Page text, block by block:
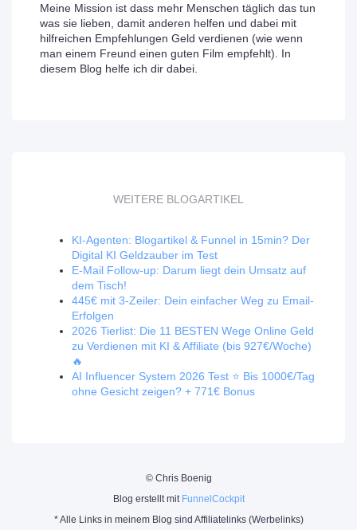
Meine Mission ist dass mehr Menschen täglich das tun
was sie lieben, damit anderen helfen und dabei mit
hilfreichen Empfehlungen Geld verdienen (wie wenn
man einem Freund einen guten Film empfehlt). In
diesem Blog helfe ich dir dabei.
WEITERE BLOGARTIKEL
KI-Agenten: Blogartikel & Funnel in 15min? Der
Digital KI Geldzauber im Test
E-Mail Follow-up: Darum liegt dein Umsatz auf
dem Tisch!
445€ mit 3-Zeiler: Dein einfacher Weg zu Email-
Erfolgen
2026 Tierlist: Die 11 BESTEN Wege Online Geld
zu Verdienen mit KI & Affiliate (bis 927€/Woche)
🔥
AI Influencer System 2026 Test ⭐️ Bis 1000€/Tag
ohne Gesicht zeigen? + 771€ Bonus
© Chris Boenig
Blog erstellt mit FunnelCockpit
* Alle Links in meinem Blog sind Affiliatelinks (Werbelinks)